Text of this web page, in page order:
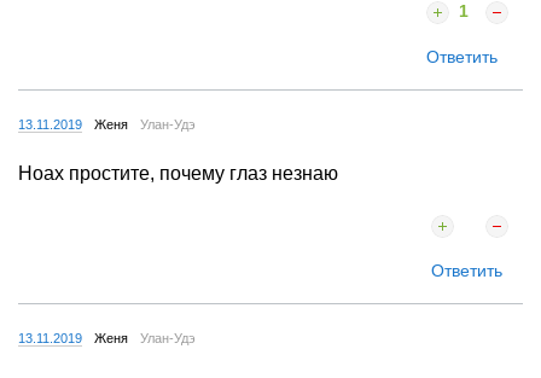
1
Ответить
13.11.2019 Женя Улан-Удэ
Ноах простите, почему глаз незнаю
Ответить
13.11.2019 Женя Улан-Удэ